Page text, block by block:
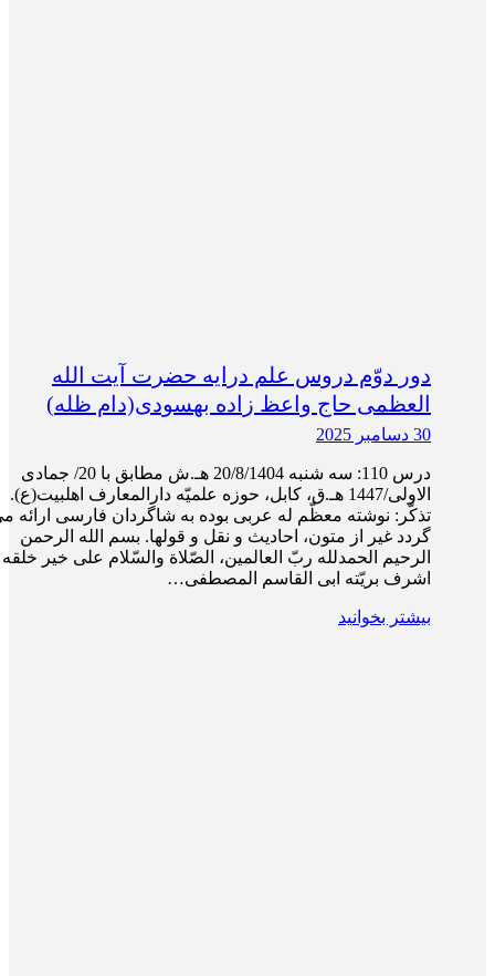
دور دوّم دروس علم درایه حضرت آیت الله
العظمی حاج واعظ زاده بهسودی(دام ظله)
30 دسامبر 2025
درس 110: سه‌ شنبه 20/8/1404 هـ.ش مطابق با 20/ جمادی
الاولی/1447 هـ.ق، کابل، حوزه علمیّه دارالمعارف اهلبیت(ع).
تذکّر: نوشته معظّم له عربی بوده به شاگردان فارسی ارائه
گردد غیر از متون، احادیث و نقل و قول­ها. بسم الله الرحمن
الرحیم الحمدلله ربّ العالمین، الصّلاة والسّلام علی خیر
اشرف بریّته ابی القاسم المصطفی…
بیشتر بخوانید